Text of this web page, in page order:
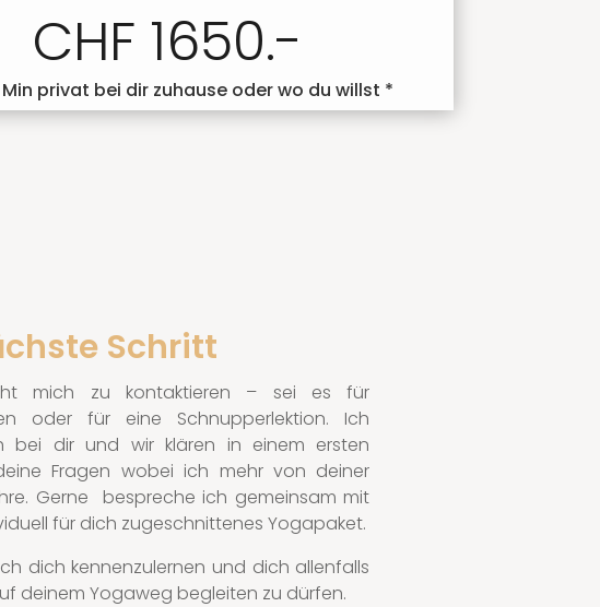
CHF 1650.-
Min privat bei dir zuhause oder wo du willst *
Schritt
mich zu kontaktieren – sei es für
oder für eine Schnupperlektion. Ich
bei dir und wir klären in einem ersten
Fragen wobei ich mehr von deiner
Gerne bespreche ich gemeinsam mit
für dich zugeschnittenes Yogapaket.
dich kennenzulernen und dich allenfalls
deinem Yogaweg begleiten zu dürfen.